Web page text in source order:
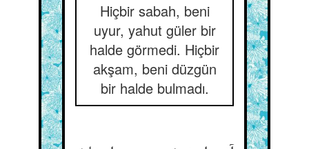
Hiçbir sabah, beni
uyur, yahut güler bir
halde görmedi. Hiçbir
akşam, beni düzgün
bir halde bulmadı.